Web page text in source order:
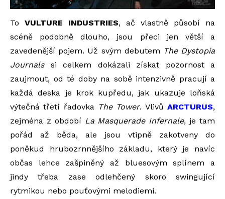
To VULTURE INDUSTRIES, ač vlastně působí na
scéně podobně dlouho, jsou přeci jen větší a
zavedenější pojem. Už svým debutem The Dystopia
Journalssi celkem dokázali získat pozornost a
zaujmout, od té doby na sobě intenzivně pracují a
každá deska je krok kupředu, jak ukazuje loňská
výtečná třetí řadovka The Tower. VlivůARCTURUS,
zejména z období La Masquerade Infernale, je tam
pořád až běda, ale jsou vtipně zakotveny do
poněkud hrubozrnnějšího základu, který je navíc
občas lehce zašpiněný až bluesovým splínem a
jindy třeba zase odlehčený skoro swingující
rytmikou nebo pouťovými melodiemi.